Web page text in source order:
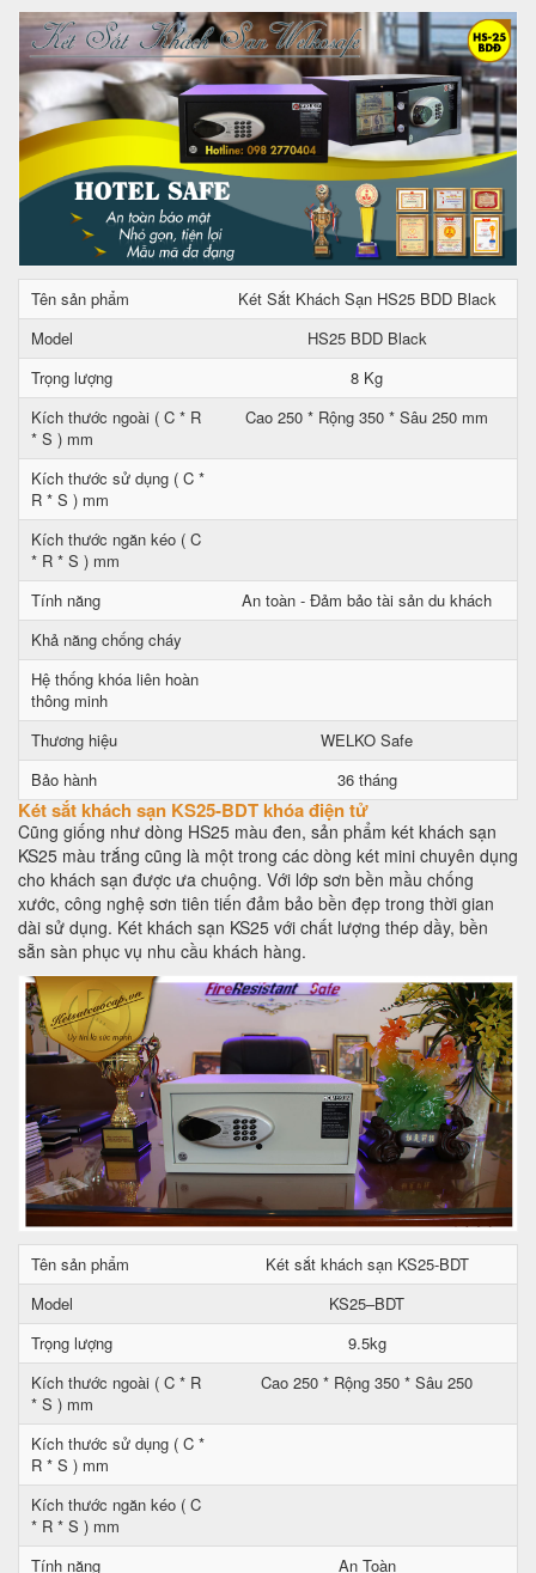
Tên sản phẩm
Két Sắt Khách Sạn HS25 BDD Black
Model
HS25 BDD Black
Trọng lượng
8 Kg
Kích thước ngoài ( C * R
* S ) mm
Cao 250 * Rộng 350 * Sâu 250 mm
Kích thước sử dụng ( C *
R * S ) mm
Kích thước ngăn kéo ( C
* R * S ) mm
Tính năng
An toàn - Đảm bảo tài sản du khách
Khả năng chống cháy
Hệ thống khóa liên hoàn
thông minh
Thương hiệu
WELKO Safe
Bảo hành
36 tháng
Két sắt khách sạn KS25-BDT khóa điện tử
Cũng giống như dòng HS25 màu đen, sản phẩm két khách sạn
KS25 màu trắng cũng là một trong các dòng két mini chuyên dụng
cho khách sạn được ưa chuộng. Với lớp sơn bền mầu chống
xước, công nghệ sơn tiên tiến đảm bảo bền đẹp trong thời gian
dài sử dụng. Két khách sạn KS25 với chất lượng thép dầy, bền
sẵn sàn phục vụ nhu cầu khách hàng.
Tên sản phẩm
Két sắt khách sạn KS25-BDT
Model
KS25–BDT
Trọng lượng
9.5kg
Kích thước ngoài ( C * R
* S ) mm
Cao 250 * Rộng 350 * Sâu 250
Kích thước sử dụng ( C *
R * S ) mm
Kích thước ngăn kéo ( C
* R * S ) mm
Tính năng
An Toàn